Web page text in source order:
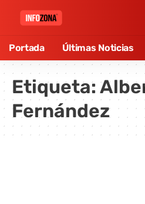
Portada Últimas Noticias
Etiqueta:
Fernández